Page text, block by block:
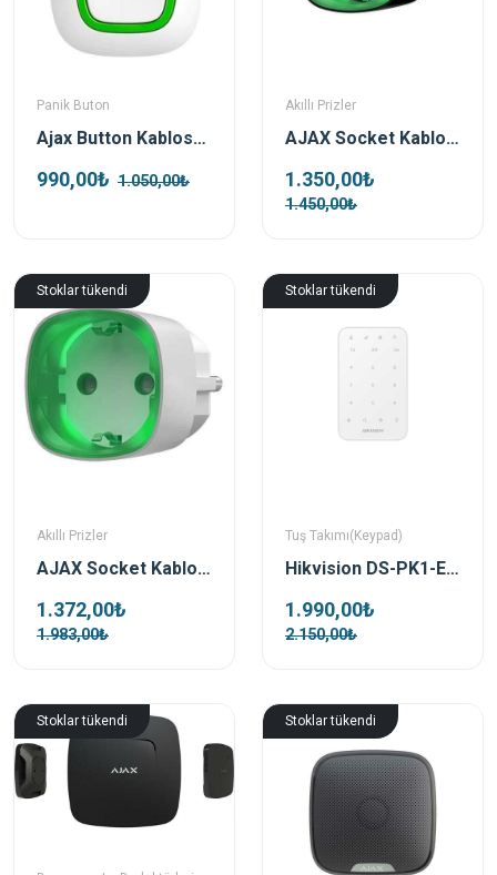
Panik Buton
Ajax Button Kablosuz Panik Ve Kontrol Butonu Beyaz
990,00₺ 1.050,00₺
Akıllı Prizler
AJAX Socket Kablosuz Akıllı Priz - Siyah
1.350,00₺
1.450,00₺
Stoklar tükendi
Akıllı Prizler
AJAX Socket Kablosuz Akıllı Priz - Beyaz
1.372,00₺
1.983,00₺
Stoklar tükendi
Tuş Takımı(Keypad)
Hikvision DS-PK1-E-WE Kablosuz Alarm Tuş Takımı
1.990,00₺
2.150,00₺
Stoklar tükendi Stoklar tükendi